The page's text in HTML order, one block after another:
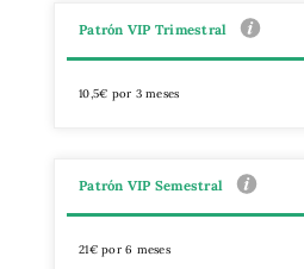
Patrón VIP Trimestral
10,5€ por 3 meses
Patrón VIP Semestral
21€ por 6 meses